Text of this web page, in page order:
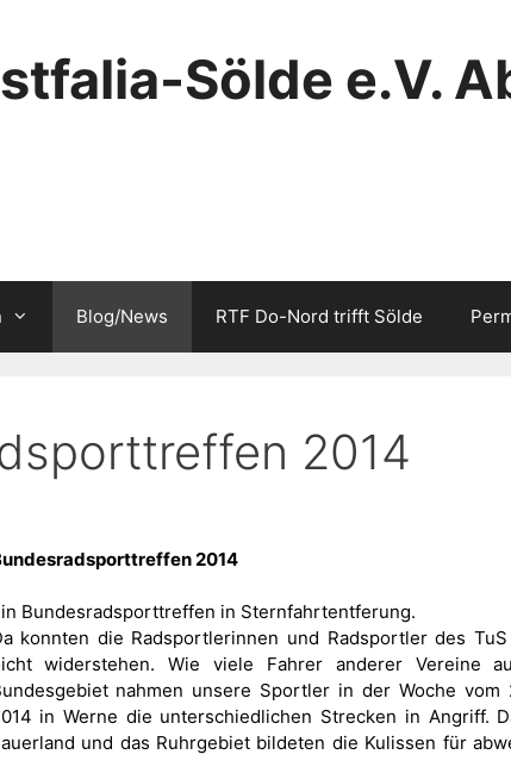
Sölde e.V.
Blog/News RTF Do-Nord trifft Sölde
2014
2014
Bundesradsporttreffen in Sternfahrtentferung.
konnten die Radsportlerinnen und Radsportler des
widerstehen. Wie viele Fahrer anderer Vereine
nahmen unsere Sportler in der Woche vom
in Werne die unterschiedlichen Strecken in Angriff.
und das Ruhrgebiet bildeten die Kulissen für